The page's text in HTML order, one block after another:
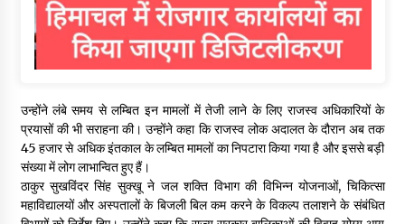
उन्होंने लंबे समय से लम्बित इन मामलों में तेजी लाने के लिए राजस्व अधिकारियों के
प्रयासों की भी सराहना की। उन्होंने कहा कि राजस्व लोक अदालत के दौरान अब तक
45 हजार से अधिक इंतकाल के लम्बित मामलों का निपटारा किया गया है और इससे बड़ी
संख्या में लोग लाभान्वित हुए हैं।
ठाकुर सुखविंदर सिंह सुक्खू ने जल शक्ति विभाग की विभिन्न योजनाओं, चिकित्सा
महाविद्यालयों और अस्पतालों के बिजली बिल कम करने के विकल्प तलाशने के संबंधित